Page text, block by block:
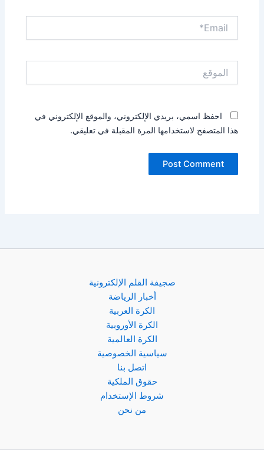
احفظ اسمي، بريدي الإلكتروني، والموقع الإلكتروني في
هذا المتصفح لاستخدامها المرة المقبلة في تعليقي.
صجيفة القلم الإلكترونية
أخبار الرياضة
الكرة العربية
الكرة الأوروبية
الكرة العالمية
سياسية الخصوصية
اتصل بنا
حقوق الملكية
شروط الإستخدام
من نحن